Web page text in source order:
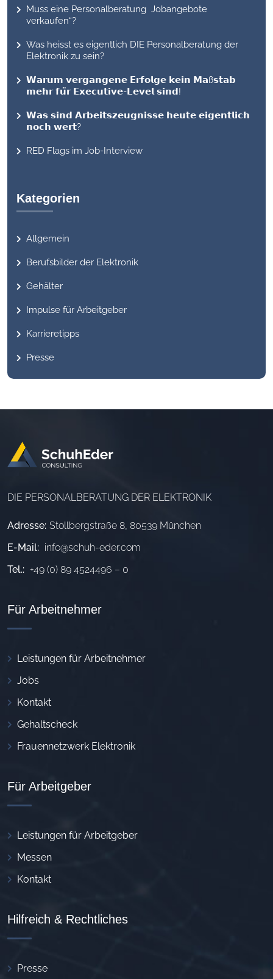
Muss eine Personalberatung Jobangebote
verkaufen“?
Was heisst es eigentlich DIE Personalberatung der
Elektronik zu sein?
𝗪𝗮𝗿𝘂𝗺 𝘃𝗲𝗿𝗴𝗮𝗻𝗴𝗲𝗻𝗲 𝗘𝗿𝗳𝗼𝗹𝗴𝗲 𝗸𝗲𝗶𝗻 𝗠𝗮ß𝘀𝘁𝗮𝗯
𝗺𝗲𝗵𝗿 𝗳𝘂̈𝗿 𝗘𝘅𝗲𝗰𝘂𝘁𝗶𝘃𝗲-𝗟𝗲𝘃𝗲𝗹 𝘀𝗶𝗻𝗱!
𝗪𝗮𝘀 𝘀𝗶𝗻𝗱 𝗔𝗿𝗯𝗲𝗶𝘁𝘀𝘇𝗲𝘂𝗴𝗻𝗶𝘀𝘀𝗲 𝗵𝗲𝘂𝘁𝗲 𝗲𝗶𝗴𝗲𝗻𝘁𝗹𝗶𝗰𝗵
𝗻𝗼𝗰𝗵 𝘄𝗲𝗿𝘁?
RED Flags im Job-Interview
Kategorien
Allgemein
Berufsbilder der Elektronik
Gehälter
Impulse für Arbeitgeber
Karrieretipps
Presse
DIE PERSONALBERATUNG DER ELEKTRONIK
Adresse: Stollbergstraße 8, 80539 München
E-Mail: info@schuh-eder.com
Tel.: +49 (0) 89 4524496 – 0
Für Arbeitnehmer
Leistungen für Arbeitnehmer
Jobs
Kontakt
Gehaltscheck
Frauennetzwerk Elektronik
Für Arbeitgeber
Leistungen für Arbeitgeber
Messen
Kontakt
Hilfreich & Rechtliches
Presse